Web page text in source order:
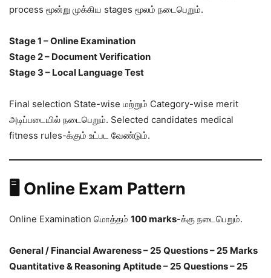
process மூன்று முக்கிய stages மூலம் நடைபெறும்.
Stage 1 – Online Examination
Stage 2 – Document Verification
Stage 3 – Local Language Test
Final selection State-wise மற்றும் Category-wise merit
அடிப்படையில் நடைபெறும். Selected candidates medical
fitness rules-க்கும் உட்பட வேண்டும்.
🖥️ Online Exam Pattern
Online Examination மொத்தம் 100 marks-க்கு நடைபெறும்.
General / Financial Awareness – 25 Questions – 25 Marks
Quantitative & Reasoning Aptitude – 25 Questions – 25